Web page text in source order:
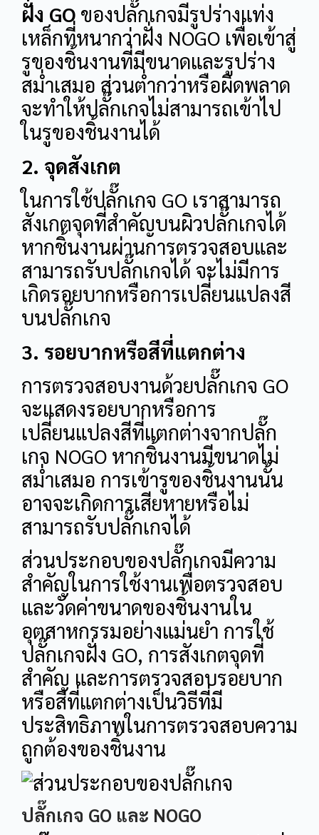
ฝั่ง GO ของปลั๊กเกจมีรูปร่างแท่ง
เหล็กที่หนากว่าฝั่ง NOGO เพื่อเข้าสู่
รูของชิ้นงานที่มีขนาดและรูปร่าง
สม่ำเสมอ ส่วนต่ำกว่าหรือผิดพลาด
จะทำให้ปลั๊กเกจไม่สามารถเข้าไป
ในรูของชิ้นงานได้
2. จุดสังเกต
ในการใช้ปลั๊กเกจ GO เราสามารถ
สังเกตจุดที่สำคัญบนผิวปลั๊กเกจได้
หากชิ้นงานผ่านการตรวจสอบและ
สามารถรับปลั๊กเกจได้ จะไม่มีการ
เกิดรอยบากหรือการเปลี่ยนแปลงสี
บนปลั๊กเกจ
3. รอยบากหรือสีที่แตกต่าง
การตรวจสอบงานด้วยปลั๊กเกจ GO
จะแสดงรอยบากหรือการ
เปลี่ยนแปลงสีที่แตกต่างจากปลั๊ก
เกจ NOGO หากชิ้นงานมีขนาดไม่
สม่ำเสมอ การเข้ารูของชิ้นงานนั้น
อาจจะเกิดการเสียหายหรือไม่
สามารถรับปลั๊กเกจได้
ส่วนประกอบของปลั๊กเกจมีความ
สำคัญในการใช้งานเพื่อตรวจสอบ
และวัดค่าขนาดของชิ้นงานใน
อุตสาหกรรมอย่างแม่นยำ การใช้
ปลั๊กเกจฝั่ง GO, การสังเกตจุดที่
สำคัญ และการตรวจสอบรอยบาก
หรือสีที่แตกต่างเป็นวิธีที่มี
ประสิทธิภาพในการตรวจสอบความ
ถูกต้องของชิ้นงาน
ปลั๊กเกจ GO และ NOGO